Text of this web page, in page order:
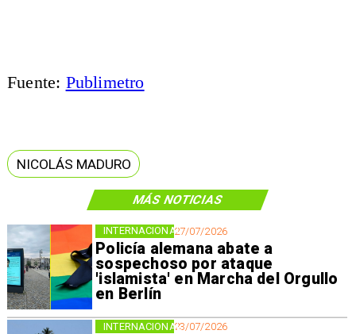
MÁS NOTICIAS
27/07/2026
Policía alemana abate a
sospechoso por ataque
'islamista' en Marcha del Orgullo
en Berlín
INTERNACIONAL
23/07/2026
INTERNACIONAL
Fuente: Publimetro
NICOLÁS MADURO